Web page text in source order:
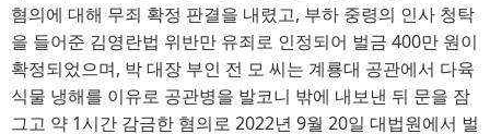
혐의에 대해 무죄 확정 판결을 내렸고, 부하 중령의 인사 청탁
을 들어준 김영란법 위반만 유죄로 인정되어 벌금 400만 원이
확정되었으며, 박 대장 부인 전 모 씨는 계룡대 공관에서 다육
식물 냉해를 이유로 공관병을 발코니 밖에 내보낸 뒤 문을 잠
그고 약 1시간 감금한 혐의로 2022년 9월 20일 대법원에서 벌